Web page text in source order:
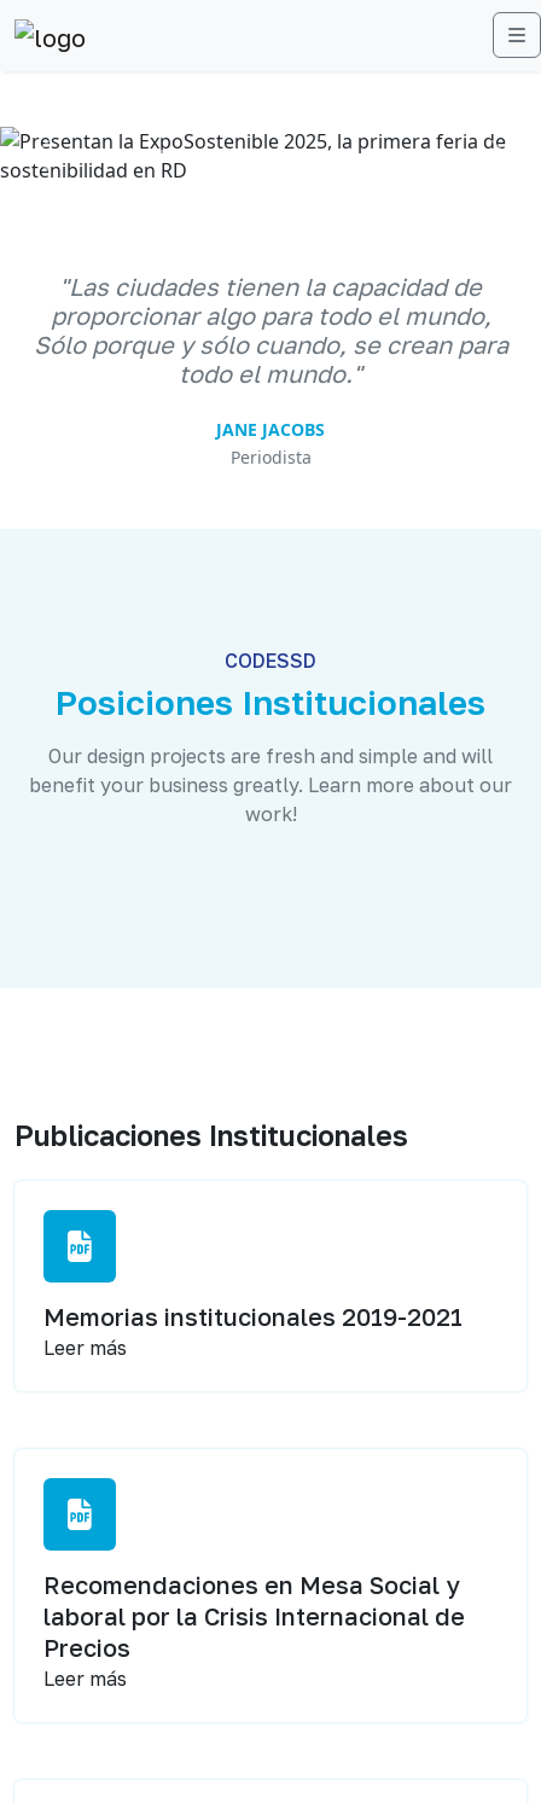
Anterior
"Las ciudades tienen la capacidad de
proporcionar algo para todo el mundo,
Sólo porque y sólo cuando, se crean para
todo el mundo."
JANE JACOBS
Periodista
CODESSD
Posiciones Institucionales
Our design projects are fresh and simple and will
benefit your business greatly. Learn more about our
work!
Publicaciones Institucionales
Memorias institucionales 2019-2021
Leer más
Recomendaciones en Mesa Social y
laboral por la Crisis Internacional de
Precios
Leer más